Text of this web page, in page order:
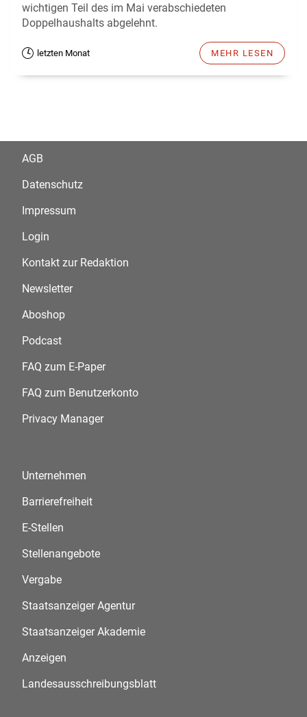
wichtigen Teil des im Mai verabschiedeten
Doppelhaushalts abgelehnt.
letzten Monat MEHR LESEN
AGB
Datenschutz
Impressum
Login
Kontakt zur Redaktion
Newsletter
Aboshop
Podcast
FAQ zum E-Paper
FAQ zum Benutzerkonto
Privacy Manager
Unternehmen
Barrierefreiheit
E-Stellen
Stellenangebote
Vergabe
Staatsanzeiger Agentur
Staatsanzeiger Akademie
Anzeigen
Landesausschreibungsblatt